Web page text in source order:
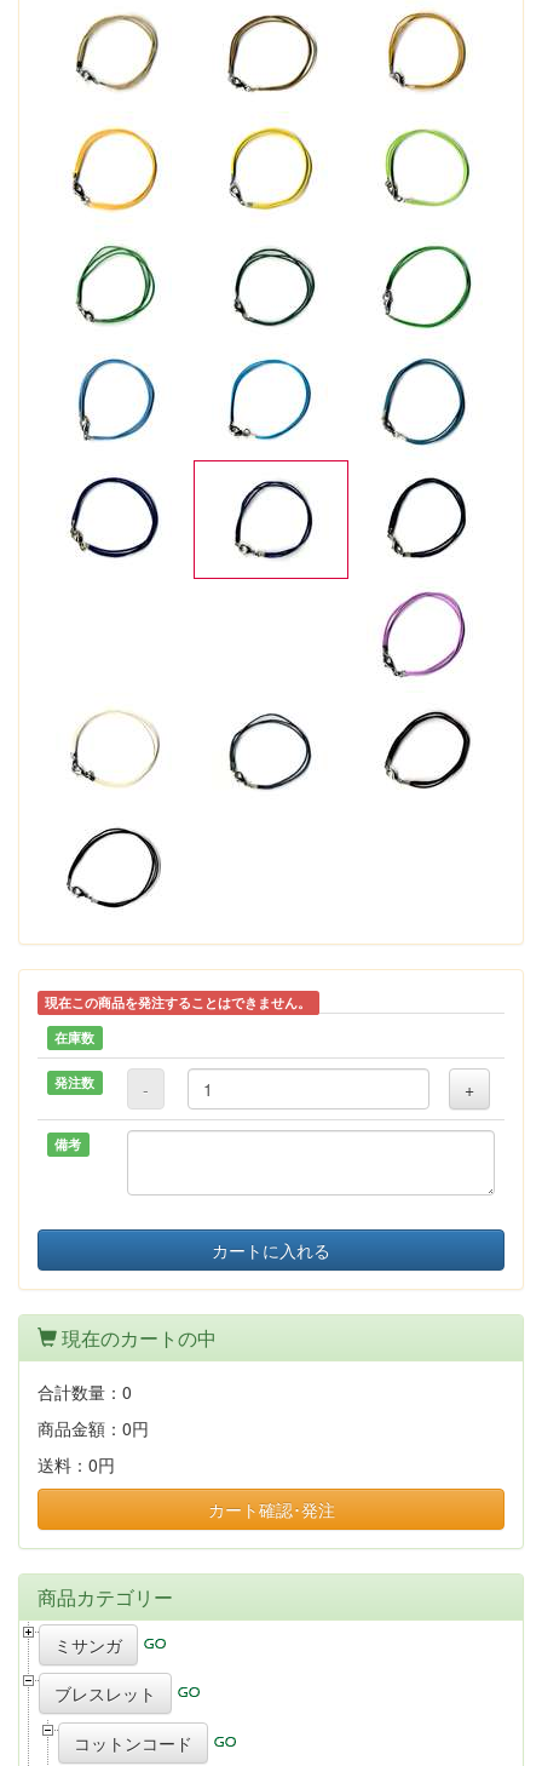
現在この商品を発注することはできません。
在庫数
発注数 - +
備考
カートに入れる
現在のカートの中
合計数量： 0
商品金額： 0円
送料： 0円
カート確認･発注
商品カテゴリー
ミサンガ
ブレスレット
コットンコード